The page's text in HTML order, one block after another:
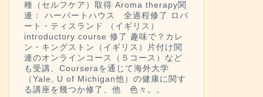
種（セルフケア）取得 Aroma therapy関
連： ハーバートハウス 全過程修了 ロバ
ート・ティスランド （イギリス）
introductory course 修了 趣味で？カレ
ン・キングストン（イギリス）片付け関
連のオンラインコース（５コース）など
も受講、Courseraを通じて海外大学
（Yale, U of Michigan他）の健康に関す
る講座を幾つか修了、他 色々。。